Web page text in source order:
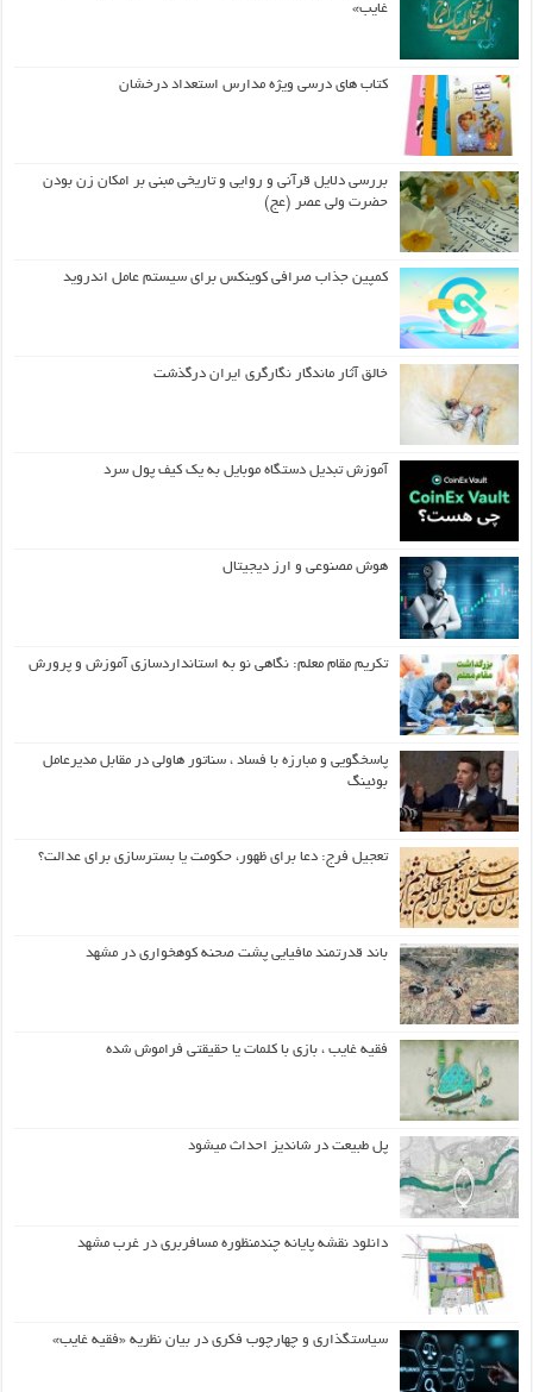
غایب»
کتاب های درسی ویژه مدارس استعداد درخشان
بررسی دلایل قرآنی و روایی و تاریخی مبنی بر امکان زن بودن
حضرت ولی عصر (عج)
کمپین جذاب صرافی کوینکس برای سیستم عامل اندروید
خالق آثار ماندگار نگارگری ایران درگذشت
آموزش تبدیل دستگاه موبایل به یک کیف‌ پول سرد
هوش مصنوعی و ارز دیجیتال
تکریم مقام معلم: نگاهی نو به استانداردسازی آموزش و پرورش
پاسخگویی و مبارزه با فساد ، سناتور هاولی در مقابل مدیرعامل
بوئینگ
تعجیل فرج: دعا برای ظهور، حکومت یا بسترسازی برای عدالت؟
باند قدرتمند مافیایی پشت صحنه کوهخواری در مشهد
فقیه غایب ، بازی با کلمات یا حقیقتی فراموش شده
پل طبیعت در شاندیز احداث میشود
دانلود نقشه پایانه چندمنظوره مسافربری در غرب مشهد
سیاستگذاری و چهارچوب فکری در بیان نظریه «فقیه غایب»